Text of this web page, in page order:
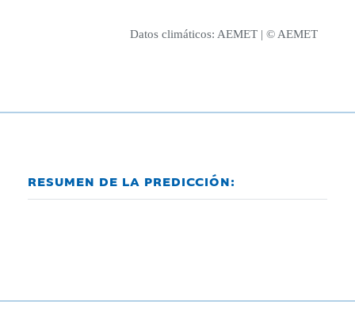
Datos climáticos: AEMET | © AEMET
RESUMEN DE LA PREDICCIÓN: